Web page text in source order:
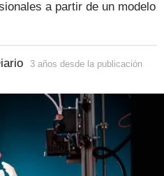
a partir de un modelo
3 años desde la publicación